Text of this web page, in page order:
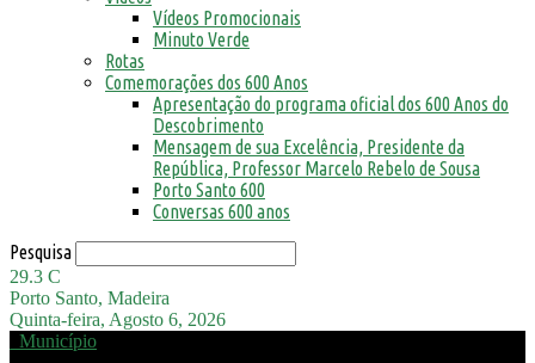
Vídeos Promocionais
Minuto Verde
Rotas
Comemorações dos 600 Anos
Apresentação do programa oficial dos 600 Anos do
Descobrimento
Mensagem de sua Excelência, Presidente da
República, Professor Marcelo Rebelo de Sousa
Porto Santo 600
Conversas 600 anos
Pesquisa
29.3 C
Porto Santo, Madeira
Quinta-feira, Agosto 6, 2026
Município